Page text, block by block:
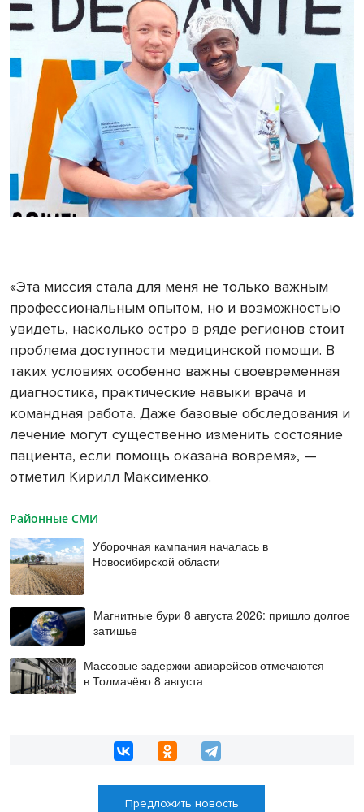
«Эта миссия стала для меня не только важным
профессиональным опытом, но и возможностью
увидеть, насколько остро в ряде регионов стоит
проблема доступности медицинской помощи. В
таких условиях особенно важны своевременная
диагностика, практические навыки врача и
командная работа. Даже базовые обследования и
лечение могут существенно изменить состояние
пациента, если помощь оказана вовремя», —
отметил Кирилл Максименко.
Районные СМИ
Уборочная кампания началась в
Новосибирской области
Магнитные бури 8 августа 2026: пришло долгое
затишье
Массовые задержки авиарейсов отмечаются
в Толмачёво 8 августа
Предложить новость